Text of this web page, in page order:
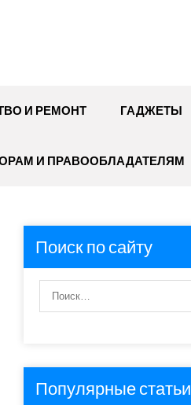
И РЕМОНТ ГАДЖЕТЫ
И ПРАВООБЛАДАТЕЛЯМ
Поиск по сайту
Популярные статьи